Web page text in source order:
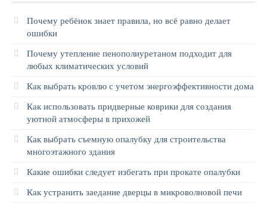
Почему ребёнок знает правила, но всё равно делает
ошибки
Почему утепление пенополиуретаном подходит для
любых климатических условий
Как выбрать кровлю с учетом энергоэффективности дома
Как использовать придверные коврики для создания
уютной атмосферы в прихожей
Как выбрать съемную опалубку для строительства
многоэтажного здания
Какие ошибки следует избегать при прокате опалубки
Как устранить заедание дверцы в микроволновой печи